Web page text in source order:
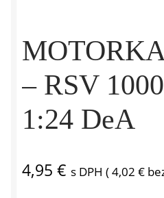
– RSV
1:24 DeA
4,95 € s DPH (4,02 €